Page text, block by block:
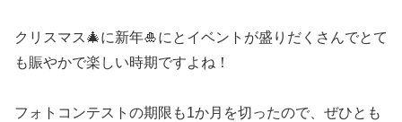
クリスマス🎄に新年🎍にとイベントが盛りだくさんでとて
も賑やかで楽しい時期ですよね！
フォトコンテストの期限も1か月を切ったので、ぜひとも